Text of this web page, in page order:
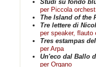
Studi su fondo
per Piccola
The Island of the
Tre lettere di
per speaker,
Tres estampas
per Arpa
Un'eco dal Ballo
per Organo